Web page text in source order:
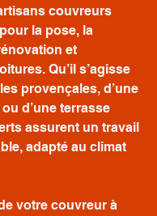
couvreurs
la pose, la
et
Qu’il s’agisse
provençales, d’une
d’une terrasse
assurent un travail
adapté au climat
votre couvreur à